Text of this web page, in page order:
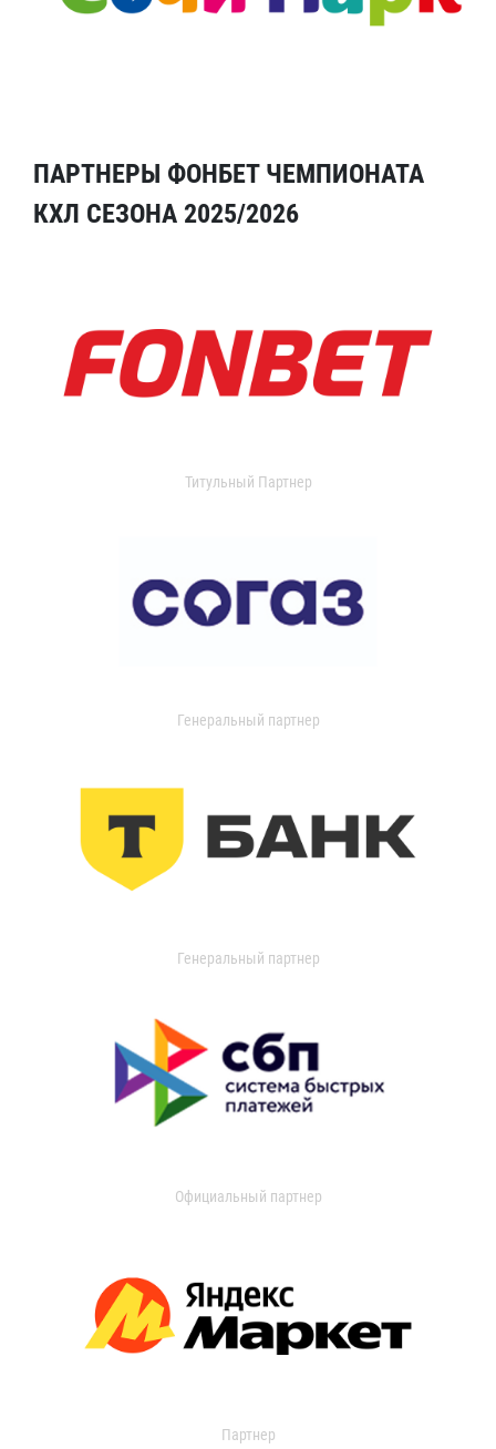
ПАРТНЕРЫ ФОНБЕТ ЧЕМПИОНАТА
КХЛ СЕЗОНА 2025/2026
Титульный Партнер
Генеральный партнер
Генеральный партнер
Официальный партнер
Партнер